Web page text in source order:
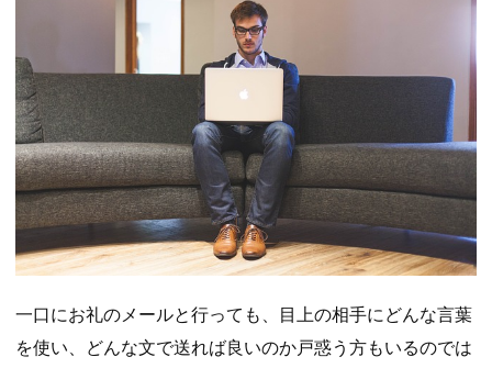
一口にお礼のメールと行っても、目上の相手にどんな言葉
を使い、どんな文で送れば良いのか戸惑う方もいるのでは